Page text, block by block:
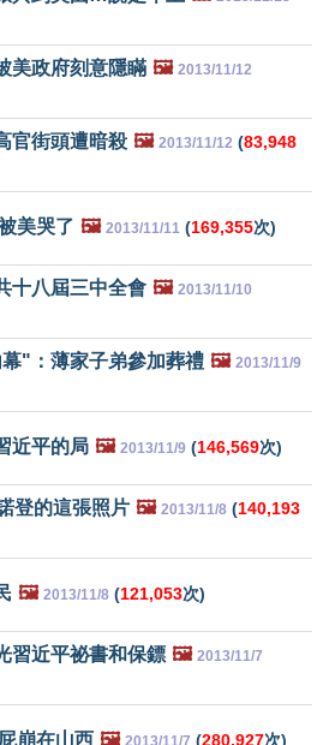
美政府刻意隱瞞 🖼️ 2013/11/12
官街頭遭暗殺 🖼️ 2013/11/12 (83,948
美哭了 🖼️ 2013/11/11 (169,355次)
十八屆三中全會 🖼️ 2013/11/10
"：薄家子弟參加葬禮 🖼️ 2013/11/9
近平的局 🖼️ 2013/11/9 (146,569次)
登的這張照片 🖼️ 2013/11/8 (140,193
🖼️ 2013/11/8 (121,053次)
習近平祕書和保鏢 🖼️ 2013/11/7
崩在山西 🖼️ 2013/11/7 (280,927次)